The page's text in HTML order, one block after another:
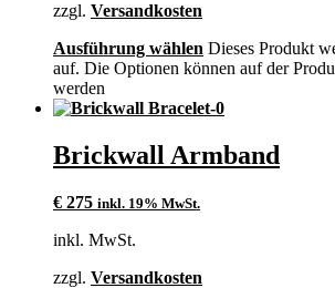
zzgl. Versandkosten
Ausführung wählen Dieses Produkt
auf. Die Optionen können auf der
werden
Brickwall Armband
€ 275 inkl. 19% MwSt.
inkl. MwSt.
zzgl. Versandkosten